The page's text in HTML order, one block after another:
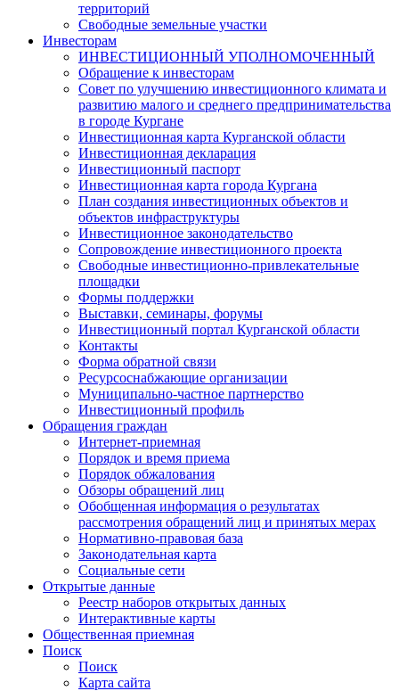
территорий
Свободные земельные участки
Инвесторам
ИНВЕСТИЦИОННЫЙ УПОЛНОМОЧЕННЫЙ
Обращение к инвесторам
Совет по улучшению инвестиционного климата и
развитию малого и среднего предпринимательства
в городе Кургане
Инвестиционная карта Курганской области
Инвестиционная декларация
Инвестиционный паспорт
Инвестиционная карта города Кургана
План создания инвестиционных объектов и
объектов инфраструктуры
Инвестиционное законодательство
Сопровождение инвестиционного проекта
Свободные инвестиционно-привлекательные
площадки
Формы поддержки
Выставки, семинары, форумы
Инвестиционный портал Курганской области
Контакты
Форма обратной связи
Ресурсоснабжающие организации
Муниципально-частное партнерство
Инвестиционный профиль
Обращения граждан
Интернет-приемная
Порядок и время приема
Порядок обжалования
Обзоры обращений лиц
Обобщенная информация о результатах
рассмотрения обращений лиц и принятых мерах
Нормативно-правовая база
Законодательная карта
Социальные сети
Открытые данные
Реестр наборов открытых данных
Интерактивные карты
Общественная приемная
Поиск
Поиск
Карта сайта